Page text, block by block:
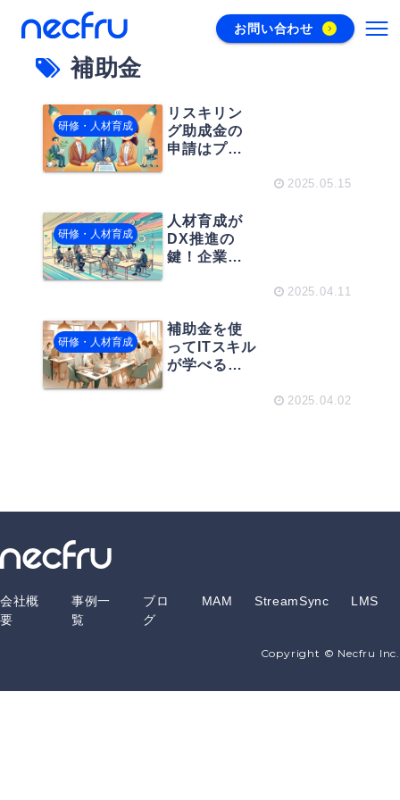
お問い合わせ
補助金
研修・人材育成
リスキリン
グ助成金の
申請はプロ
の活用法
2025.05.15
研修・人材育成
人材育成が
DX推進の
鍵！企業研
える
2025.04.11
研修・人材育成
補助金を使
ってITスキル
が学べる！
2025.04.02
会社概
要
事例一
覧
ブロ
グ
MAM StreamSync LMS
Copyright © Necfru Inc.